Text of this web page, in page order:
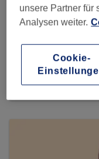
Orient Barber
785
Bezirksstraße 20,
unsere Partner für
Analysen weiter.
Cookie-